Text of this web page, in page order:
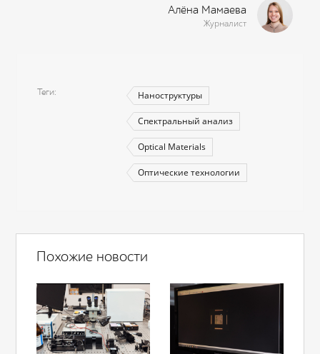
Алёна Мамаева
Журналист
Теги Наноструктуры
Спектральный анализ
Optical Materials
Оптические технологии
Похожие новости